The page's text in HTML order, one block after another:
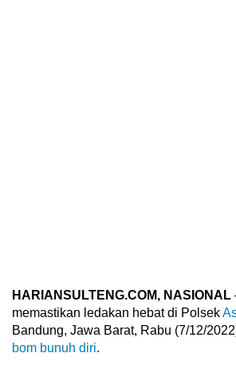
HARIANSULTENG.COM, NASIONAL
memastikan ledakan hebat di Polsek
Bandung, Jawa Barat, Rabu (7/12/
bom bunuh diri.